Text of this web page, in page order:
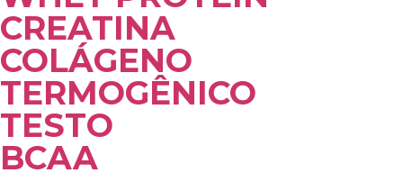
CREATINA
COLÁGENO
TERMOGÊNICO
TESTO
BCAA